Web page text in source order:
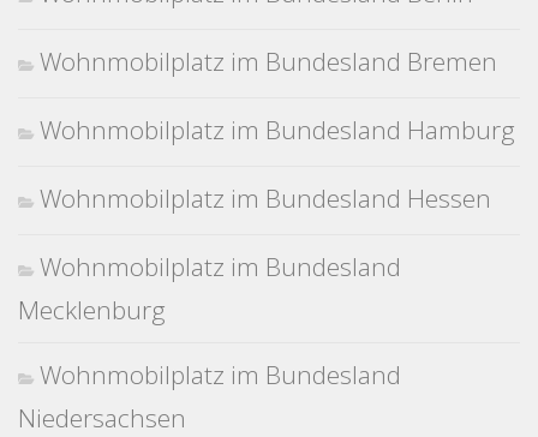
Wohnmobilplatz im Bundesland Bremen
Wohnmobilplatz im Bundesland Hamburg
Wohnmobilplatz im Bundesland Hessen
Wohnmobilplatz im Bundesland
Mecklenburg
Wohnmobilplatz im Bundesland
Niedersachsen